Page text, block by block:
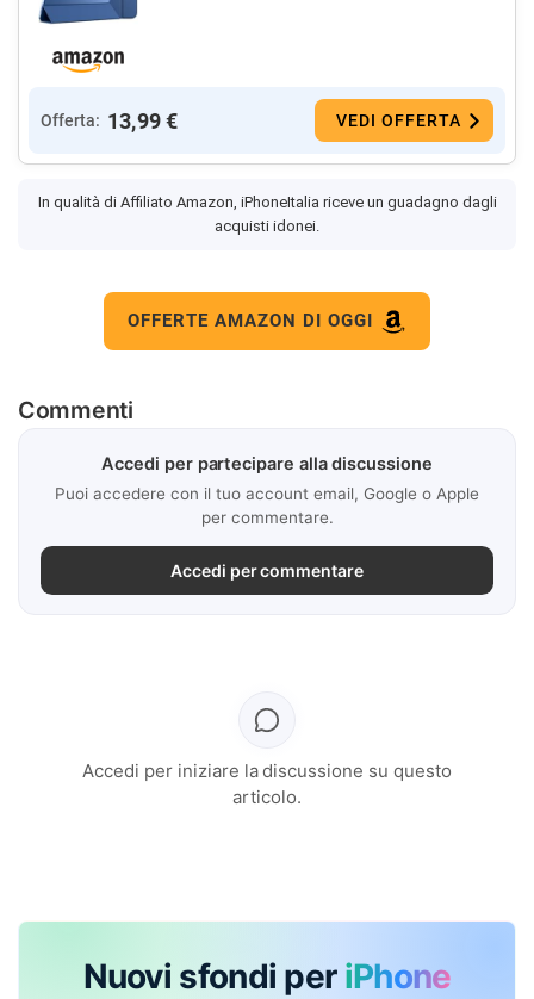
Offerta: 13,99 € VEDI OFFERTA
In qualità di Affiliato Amazon, iPhoneItalia riceve un guadagno dagli
acquisti idonei.
OFFERTE AMAZON DI OGGI
Commenti
Accedi per partecipare alla discussione
Puoi accedere con il tuo account email, Google o Apple
per commentare.
Accedi per commentare
Accedi per iniziare la discussione su questo
articolo.
Nuovi sfondi per iPhone